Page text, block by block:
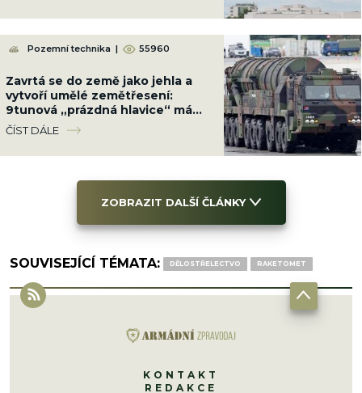
Pozemní technika | 55960
Zavrtá se do země jako jehla a
vytvoří umělé zemětřesení:
9tunová „prázdná hlavice“ má
sílu jako malý jaderný výbuch
ČÍST DÁLE
ZOBRAZIT DALŠÍ ČLÁNKY
SOUVISEJÍCÍ TÉMATA: DĚLOSTŘELECTVO RAKETOMET
KONTAKT
REDAKCE